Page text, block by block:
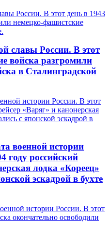
славы России. В этот
войска разгромили
в Сталинградской
военной истории
году российский
лодка «Кореец»
эскадрой в бухте